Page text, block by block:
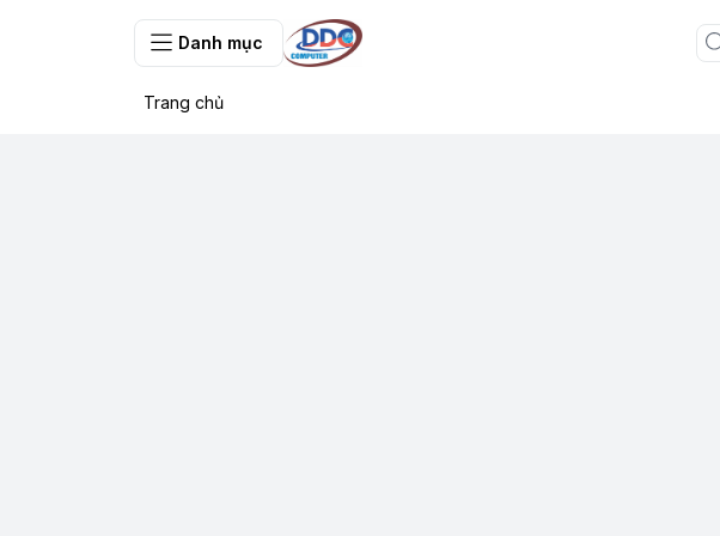
Danh mục
Trang chủ